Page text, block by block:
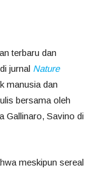
terbaru dan
jurnal Nature
manusia dan
bersama oleh
Gallinaro, Savino di
meskipun sereal